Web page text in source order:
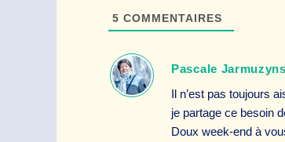
5 COMMENTAIRES
Pascale
Il n’est pas toujours
je partage ce besoin
Doux week-end à